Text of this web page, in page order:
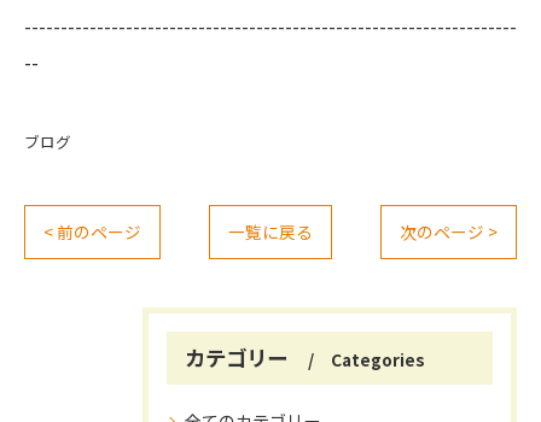
--------------------------------------------------------------------
--
ブログ
< 前のページ 一覧に戻る 次のページ >
カテゴリー Categories